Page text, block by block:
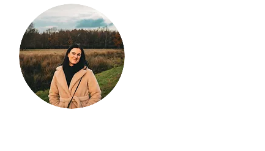
Klaar voor jouw